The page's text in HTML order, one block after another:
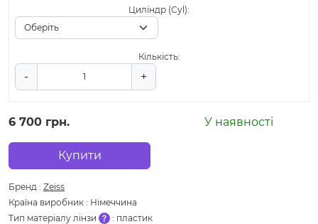
Циліндр (Cyl):
Кількість:
- +
6 700 грн. У наявності
Купити
Бренд : Zeiss
Країна виробник : Німеччина
Тип матеріалу лінзи
: пластик